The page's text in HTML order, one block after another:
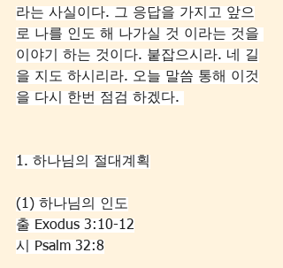
라는 사실이다. 그 응답을 가지고 앞으
로 나를 인도 해 나가실 것 이라는 것을
이야기 하는 것이다. 붙잡으시라. 네 길
을 지도 하시리라. 오늘 말씀 통해 이것
을 다시 한번 점검 하겠다.
1. 하나님의 절대계획
(1) 하나님의 인도
출 Exodus 3:10-12
시 Psalm 32:8